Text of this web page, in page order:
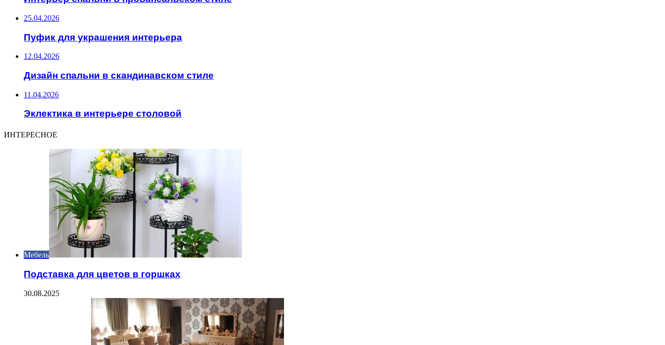
25.04.2026
Пуфик для украшения интерьера
12.04.2026
Дизайн спальни в скандинавском стиле
11.04.2026
Эклектика в интерьере столовой
ИНТЕРЕСНОЕ
Мебель
Подставка для цветов в горшках
30.08.2025